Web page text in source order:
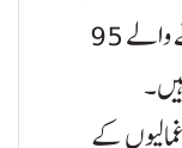
ہیں، جبکہ اسرائیلی حراست سے رہائی پانے والے 95
کے